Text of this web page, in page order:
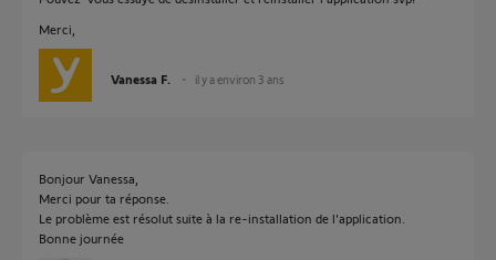
Merci,
Vanessa F. il y a environ 3 ans
Bonjour Vanessa,
Merci pour ta réponse.
Le problème est résolut suite à la re-installation de l'application.
Bonne journée